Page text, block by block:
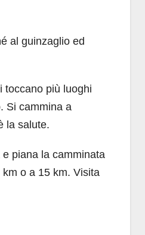
al guinzaglio ed
toccano più luoghi
Si cammina a
la salute.
e piana la camminata
o a 15 km. Visita